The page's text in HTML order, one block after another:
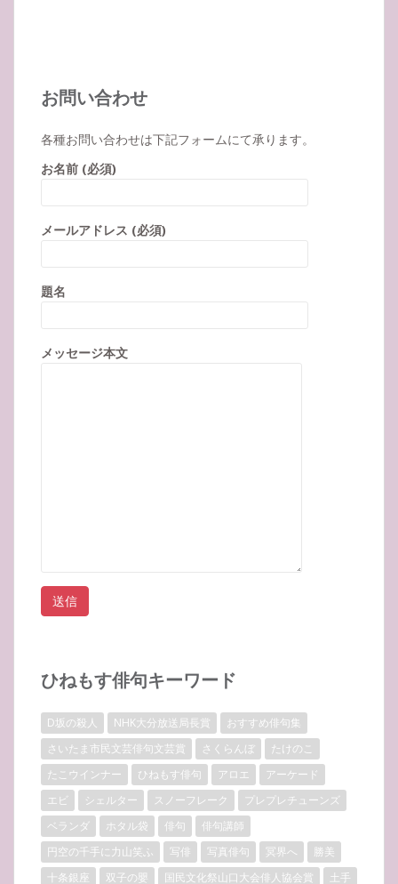
お問い合わせ
各種お問い合わせは下記フォームにて承ります。
お名前 (必須)
メールアドレス (必須)
題名
メッセージ本文
ひねもす俳句キーワード
D坂の殺人 NHK大分放送局長賞
おすすめ俳句集
さいたま市民文芸俳句文芸賞
さくらんぼ
たけのこ
たこウインナー
ひねもす俳句 アロエ
アーケード
エビ
シェルター スノーフレーク
プレプレチューンズ
ベランダ
ホタル袋 俳句
俳句講師
円空の千手に力山笑ふ
写俳 写真俳句 冥界へ
勝美
十条銀座
双子の嬰 国民文化祭山口大会俳人協会賞 土手